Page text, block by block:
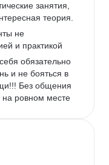
занятия,
теория.
не
и практикой
обязательно
и не бояться в
Без общения
на ровном месте